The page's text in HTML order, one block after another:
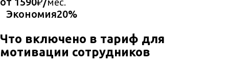
Экономия20%
Что включено в тариф для
мотивации сотрудников